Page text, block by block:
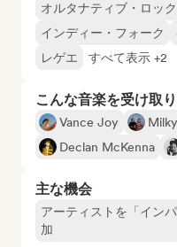
オルタナティブ・ロック
インディー・フォーク
レゲエ
すべて表示 +2
こんな音楽を受け取
Vance Joy
Declan McKenna
主な機会
アーティストを「イン
加